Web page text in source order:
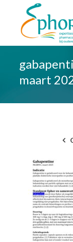
maart